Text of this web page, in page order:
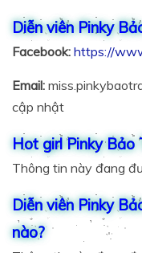
Diễn viên Pinky
Facebook: https://
Email:
cập nhật
Hot girl Pinky Bảo
Thông tin này đang
Diễn viên Pinky
nào?